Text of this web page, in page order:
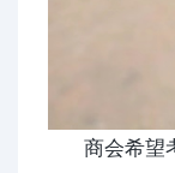
商会希望考